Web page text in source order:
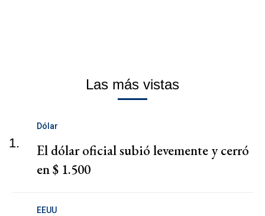
Las más vistas
1.
Dólar
El dólar oficial subió levemente y cerró
en $ 1.500
EEUU